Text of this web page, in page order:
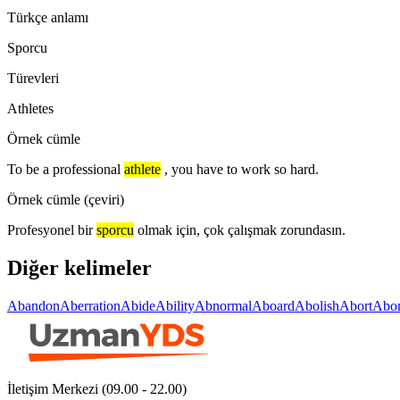
Türkçe anlamı
Sporcu
Türevleri
Athletes
Örnek cümle
To be a professional athlete , you have to work so hard.
Örnek cümle (çeviri)
Profesyonel bir sporcu olmak için, çok çalışmak zorundasın.
Diğer kelimeler
AbandonAberrationAbideAbilityAbnormalAboardAbolishAbort
İletişim Merkezi (09.00 - 22.00)